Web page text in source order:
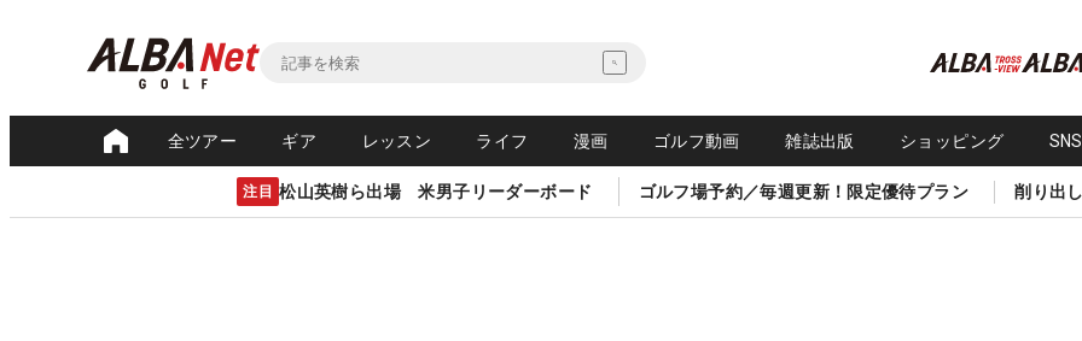
全ツアー ギア レッスン ライフ 漫画 ゴルフ動画 雑誌出版 ショッピング
注目 松山英樹ら出場 米男子リーダーボード ゴルフ場予約／毎週更新！限定優待プラン 削り出